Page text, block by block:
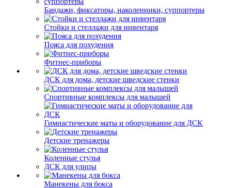
Бандажи, фиксаторы, наколенники, суппортеры
Стойки и стеллажи для инвентаря
Пояса для похудения
Фитнес-приборы
ДСК для дома, детские шведские стенки
Спортивные комплексы для малышей
Гимнастические маты и оборудование для ДСК
Детские тренажеры
Коленные стулья
ДСК для улицы
Манекены для бокса